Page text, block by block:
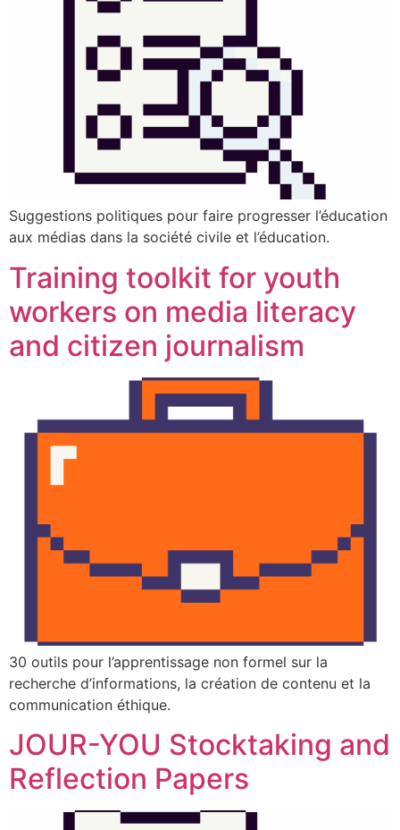
Suggestions politiques pour faire progresser l’éducation
aux médias dans la société civile et l’éducation.
Training toolkit for youth
workers on media literacy
and citizen journalism
30 outils pour l’apprentissage non formel sur la
recherche d’informations, la création de contenu et la
communication éthique.
JOUR-YOU Stocktaking and
Reflection Papers